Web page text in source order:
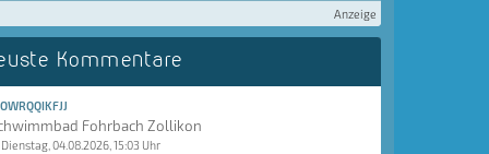
Anzeige
Kommentare
Fohrbach Zollikon
Dienstag, 04.08.2026, 15:03 Uhr